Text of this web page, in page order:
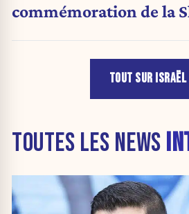
commémoration de la
TOUT SUR ISRAËL
TOUTES LES NEWS